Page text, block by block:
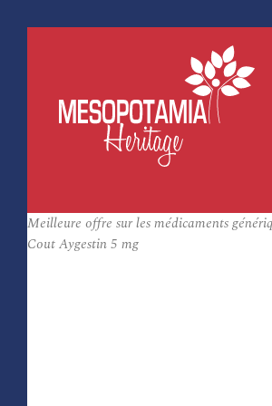
Meilleure offre sur les médicaments
Cout Aygestin 5 mg